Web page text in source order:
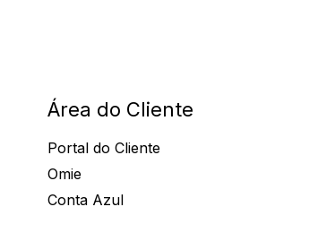
Área do Cliente
Portal do Cliente
Omie
Conta Azul